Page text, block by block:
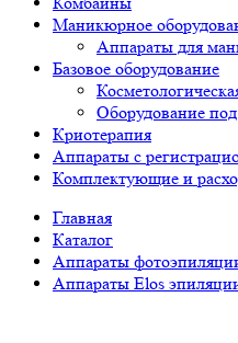
Маникюрное
Аппараты для
Базовое оборудование
Оборудование
Криотерапия
Аппараты c
Комплектующие и
Главная
Каталог
Аппараты
Аппараты Elos